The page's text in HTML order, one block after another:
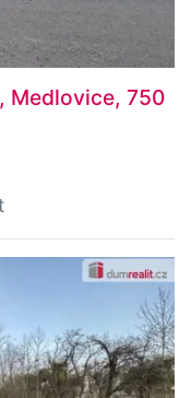
Medlovice, 750